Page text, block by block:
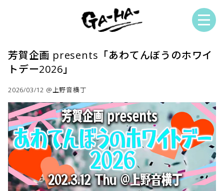
芳賀企画 presents「あわてんぼうのホワイ
トデー2026」
2026/03/12 @上野音横丁